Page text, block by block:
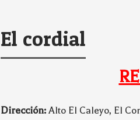
El cordial
Dirección: Alto El Caleyo, El